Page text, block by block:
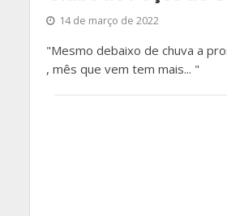
14 de março de 2022
"Mesmo debaixo de chuva a
, mês que vem tem mais... "